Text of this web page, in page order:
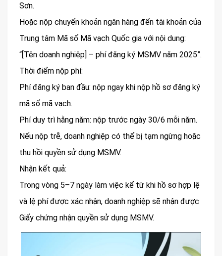
Sơn.
Hoặc nộp chuyển khoản ngân hàng đến tài khoản của
Trung tâm Mã số Mã vạch Quốc gia với nội dung:
“[Tên doanh nghiệp] – phí đăng ký MSMV năm 2025”.
Thời điểm nộp phí:
Phí đăng ký ban đầu: nộp ngay khi nộp hồ sơ đăng ký
mã số mã vạch.
Phí duy trì hằng năm: nộp trước ngày 30/6 mỗi năm.
Nếu nộp trễ, doanh nghiệp có thể bị tạm ngừng hoặc
thu hồi quyền sử dụng MSMV.
Nhận kết quả:
Trong vòng 5–7 ngày làm việc kể từ khi hồ sơ hợp lệ
và lệ phí được xác nhận, doanh nghiệp sẽ nhận được
Giấy chứng nhận quyền sử dụng MSMV.